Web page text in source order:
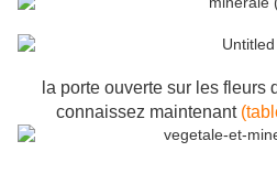
la porte ouverte sur les fleurs
connaissez maintenant